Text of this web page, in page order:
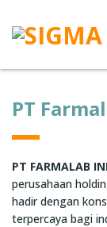
PT
PT FARMALAB
perusahaan
hadir dengan
terpercaya bagi